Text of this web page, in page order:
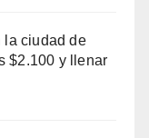
la ciudad de
$2.100 y llenar